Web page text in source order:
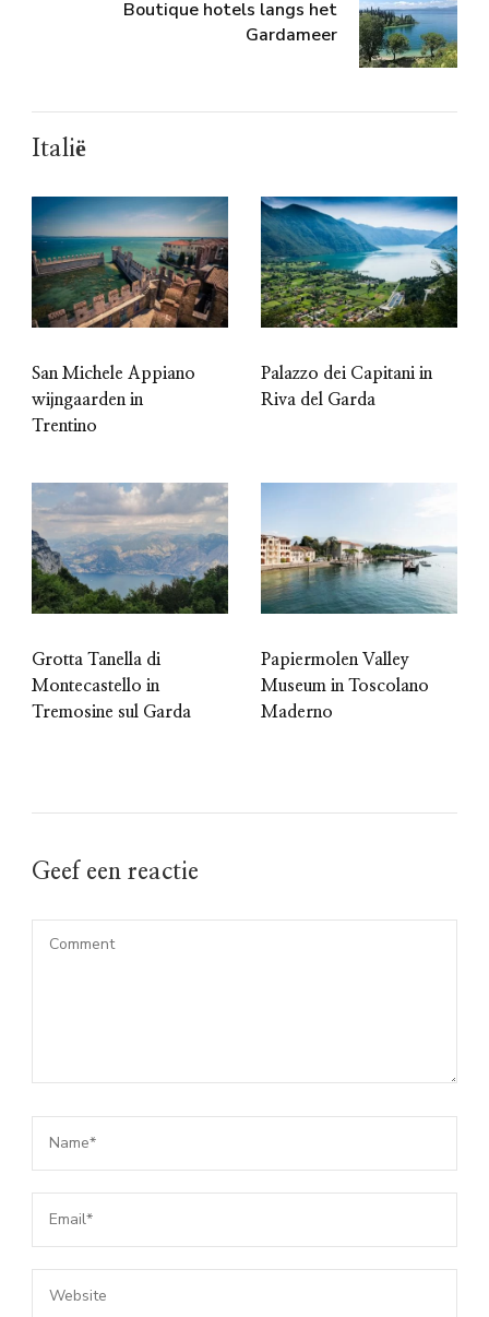
Boutique hotels langs het
Gardameer
Italië
San Michele Appiano
wijngaarden in
Trentino
Palazzo dei Capitani in
Riva del Garda
Grotta Tanella di
Montecastello in
Tremosine sul Garda
Papiermolen Valley
Museum in Toscolano
Maderno
Geef een reactie